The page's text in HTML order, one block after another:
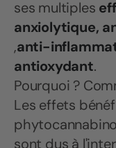
ses multiples
anxiolytique,
,anti-
antioxydant.
Pourquoi ?
Les effets
sont dus à